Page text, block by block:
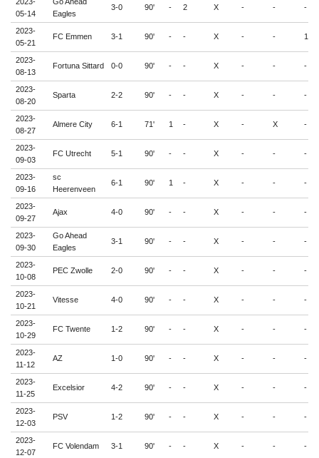
05-14
Eagles
3-0 90' - 2 X - - -
2023-
05-21
FC Emmen 3-1 90' - - X - - 1
2023-
08-13
Fortuna Sittard 0-0 90' - - X - - -
2023-
08-20
Sparta 2-2 90' - - X - - -
2023-
08-27
Almere City 6-1 71' 1 - X - X -
2023-
09-03
FC Utrecht 5-1 90' - - X - - -
2023-
09-16
sc
Heerenveen
6-1 90' 1 - X - - -
2023-
09-27
Ajax 4-0 90' - - X - - -
2023-
09-30
Go Ahead
Eagles
3-1 90' - - X - - -
2023-
10-08
PEC Zwolle 2-0 90' - - X - - -
2023-
10-21
Vitesse 4-0 90' - - X - - -
2023-
10-29
FC Twente 1-2 90' - - X - - -
2023-
11-12
AZ 1-0 90' - - X - - -
2023-
11-25
Excelsior 4-2 90' - - X - - -
2023-
12-03
PSV 1-2 90' - - X - - -
2023-
12-07
FC Volendam 3-1 90' - - X - - -